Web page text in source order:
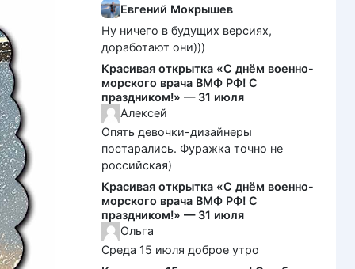
Евгений Мокрышев
Ну ничего в будущих версиях,
доработают они)))
Красивая открытка «С днём военно-
морского врача ВМФ РФ! С
праздником!» — 31 июля
Алексей
Опять девочки-дизайнеры
постарались. Фуражка точно не
российская)
Красивая открытка «С днём военно-
морского врача ВМФ РФ! С
праздником!» — 31 июля
Ольга
Среда 15 июля доброе утро